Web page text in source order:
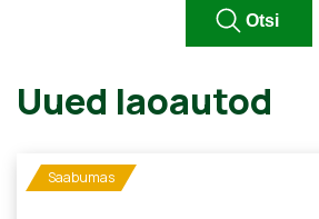
Uued laoautod
Saabumas